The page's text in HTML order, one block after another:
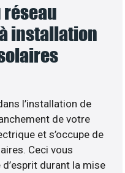
réseau
installation
l’installation de
de votre
et s’occupe de
Ceci vous
durant la mise